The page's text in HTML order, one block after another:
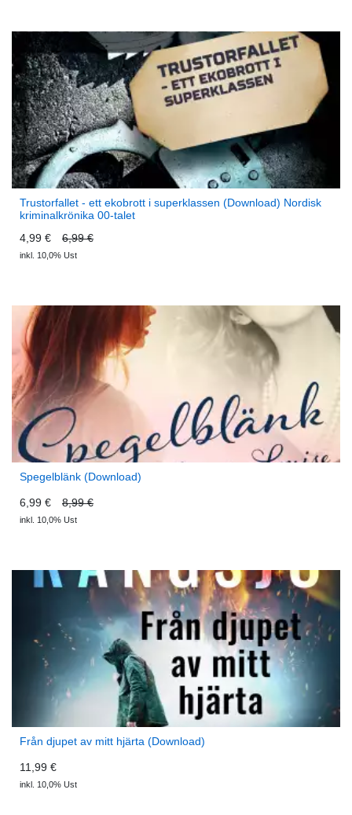
Trustorfallet - ett ekobrott i superklassen (Download) Nordisk
kriminalkrönika 00-talet
4,99 €
6,99 €
inkl. 10,0% Ust
Spegelblänk (Download)
6,99 € 8,99 €
inkl. 10,0% Ust
Från djupet av mitt hjärta (Download)
11,99 €
inkl. 10,0% Ust